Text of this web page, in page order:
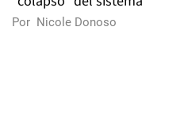
Por Nicole Donoso